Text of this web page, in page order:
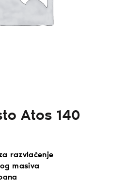
Atos 140
razvlačenje
masiva